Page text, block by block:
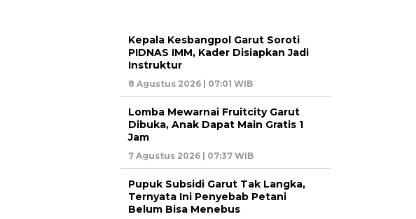
Kepala Kesbangpol Garut Soroti
PIDNAS IMM, Kader Disiapkan Jadi
Instruktur
8 Agustus 2026 | 07:01 WIB
Lomba Mewarnai Fruitcity Garut
Dibuka, Anak Dapat Main Gratis 1
Jam
7 Agustus 2026 | 07:37 WIB
Pupuk Subsidi Garut Tak Langka,
Ternyata Ini Penyebab Petani
Belum Bisa Menebus